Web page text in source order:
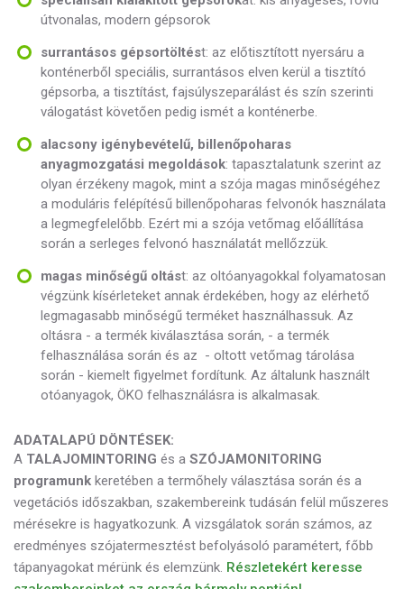
útvonalas, modern gépsorok
surrantásos gépsortöltést: az előtisztított nyersáru a
konténerből speciális, surrantásos elven kerül a tisztító
gépsorba, a tisztítást, fajsúlyszeparálást és szín szerinti
válogatást követően pedig ismét a konténerbe.
alacsony igénybevételű, billenőpoharas
anyagmozgatási megoldások: tapasztalatunk szerint az
olyan érzékeny magok, mint a szója magas minőségéhez
a moduláris felépítésű billenőpoharas felvonók használata
a legmegfelelőbb. Ezért mi a szója vetőmag előállítása
során a serleges felvonó használatát mellőzzük.
magas minőségű oltást: az oltóanyagokkal folyamatosan
végzünk kísérleteket annak érdekében, hogy az elérhető
legmagasabb minőségű terméket használhassuk. Az
oltásra - a termék kiválasztása során, - a termék
felhasználása során és az - oltott vetőmag tárolása
során - kiemelt figyelmet fordítunk. Az általunk használt
otóanyagok, ÖKO felhasználásra is alkalmasak.
ADATALAPÚ DÖNTÉSEK:
A TALAJOMINTORING és a SZÓJAMONITORING
programunk keretében a termőhely választása során és a
vegetációs időszakban, szakembereink tudásán felül műszeres
mérésekre is hagyatkozunk. A vizsgálatok során számos, az
eredményes szójatermesztést befolyásoló paramétert, főbb
tápanyagokat mérünk és elemzünk. Részletekért keresse